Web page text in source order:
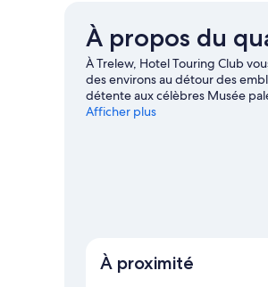
À propos du
À Trelew, Hotel Touring Club
des environs au détour des
détente aux célèbres Musée
de voyage sur Trelew
Afficher plus
À proximité